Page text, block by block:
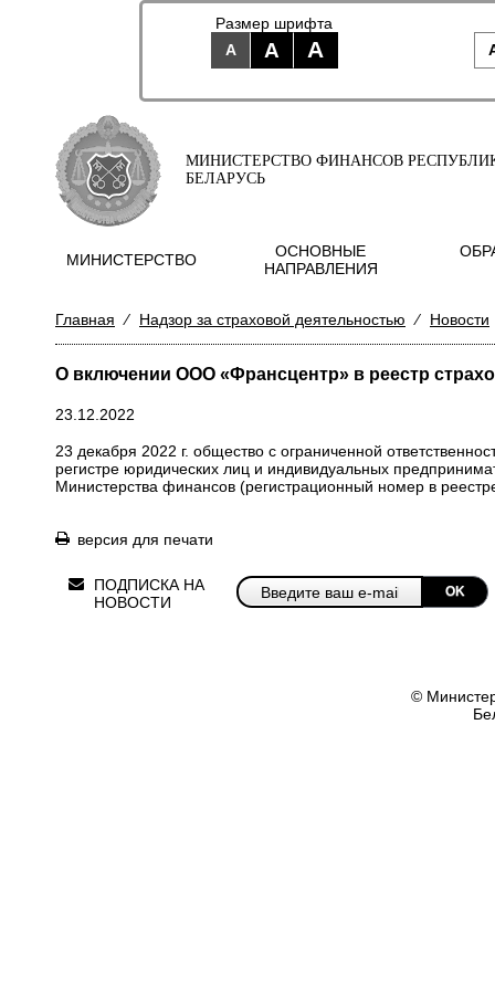
Размер шрифта
A
A A
МИНИСТЕРСТВО ФИНАНСОВ
БЕЛАРУСЬ
МИНИСТЕРСТВО
ОСНОВНЫЕ
НАПРАВЛЕНИЯ
Главная ⁄ Надзор за страховой деятельностью ⁄ Новости
О включении ООО «Франсцентр» в реестр
23.12.2022
23 декабря 2022 г. общество с ограниченной
регистре юридических лиц и индивидуальных
Министерства финансов (регистрационный номер в
версия для печати
ПОДПИСКА НА
НОВОСТИ
OK
©